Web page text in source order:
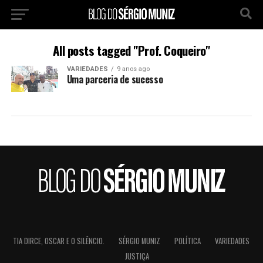
All posts tagged "Prof. Coqueiro"
VARIEDADES 9 anos ago
Uma parceria de sucesso
TIA DIRCE, OSCAR E O SILÊNCIO. SÉRGIO MUNIZ POLÍTICA
VARIEDADES
JUSTIÇA